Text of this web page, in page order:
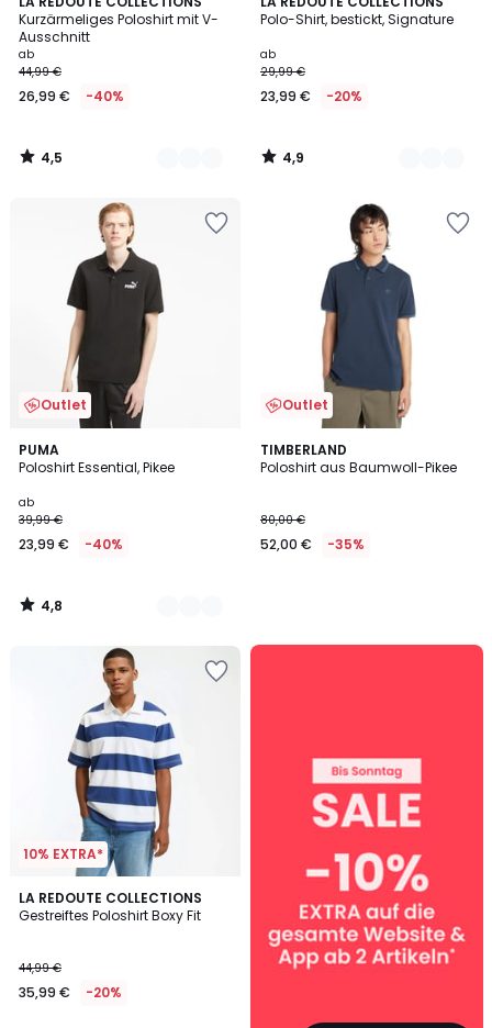
Kurzärmeliges Poloshirt mit V-
Ausschnitt
Ab
26,99
€
44,99
€
angewendet.
ab
44,99 €
26,99 € -40%
/ 5
Farben
4,5
/
Polo-Shirt, bestickt, Signature
ab
29,99 €
23,99 € -20%
/ 5
Farben
4,9
/
Outlet
PUMA
Poloshirt Essential, Pikee
ab
39,99 €
23,99 € -40%
4,8
/ 5
4
Farben
4,8
/
Outlet
TIMBERLAND
Poloshirt aus Baumwoll-Pikee
80,00 €
52,00 € -35%
10% EXTRA*
LA REDOUTE COLLECTIONS
Gestreiftes Poloshirt Boxy Fit
44,99 €
35,99 € -20%
SALE
Artikeln*